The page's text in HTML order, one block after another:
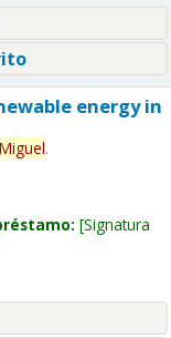
energy in
Miguel.
Signatura